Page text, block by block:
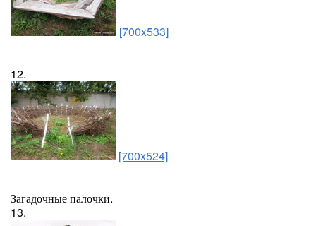
[700x533]
12.
[700x524]
Загадочные палочки.
13.